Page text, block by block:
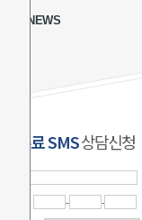
NEWS
무료 SMS상담신청
-
-